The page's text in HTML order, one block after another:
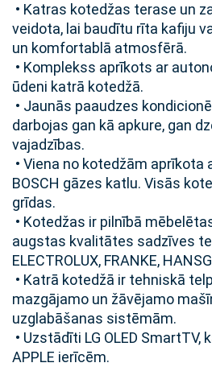
• Katras kotedžas terase un
veidota, lai baudītu rīta kafiju
un komfortablā atmosfērā.
• Komplekss aprīkots ar
ūdeni katrā kotedžā.
• Jaunās paaudzes
darbojas gan kā apkure, gan
vajadzības.
• Viena no kotedžām aprīkota
BOSCH gāzes katlu. Visās
grīdas.
• Kotedžas ir pilnībā
augstas kvalitātes sadzīves
ELECTROLUX, FRANKE,
• Katrā kotedžā ir tehniskā
mazgājamo un žāvējamo
uzglabāšanas sistēmām.
• Uzstādīti LG OLED SmartTV,
APPLE ierīcēm.